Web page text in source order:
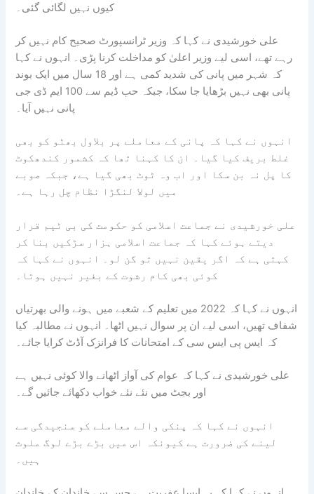
کیوں نہیں لگائی گئی۔
علی خورشیدی نے کہا کہ وزیر ٹرانسپورٹ صحیح کام نہیں کر
رہے تھے، اسی لیے وزیر اعلیٰ کو مداخلت کرنا پڑی۔ انہوں نے کہا
کہ شہر میں پانی کی شدید کمی ہے اور 18 سال میں ایک بوند
پانی بھی نہیں بڑھایا جا سکا، جبکہ حب ڈیم سے 100 ایم ڈی جی
پانی نہیں آیا۔
انہوں نے کہا کہ پانی کے معاملے پر بلاول بھٹو کو بھی
غلط بریف کیا گیا۔ ان کا کہنا تھا کہ کشمور کندھکوٹ
کا پل نہ بن سکا اور اب وہ ٹوٹ بھی گیا ہے، جبکہ صوبے
میں لولا لنگڑا نظام چل رہا ہے۔
علی خورشیدی نے جماعت اسلامی کو حکومت کی بی ٹیم قرار
دیتے ہوئے کہا کہ جماعت اسلامی ہزار سڑکیں بنا کر
کہتی ہے کہ اگر یقین نہیں تو گن لو۔ انہوں نے کہا کہ
کوئی بھی کام رشوت کے بغیر نہیں ہوتا۔
انہوں نے کہا کہ 2022 میں تعلیم کے شعبے میں ہونے والی بھرتیاں
شفاف تھیں، اسی لیے ان پر سوال نہیں اٹھا۔ انہوں نے مطالبہ کیا
کہ ایس پی ایس سی کے امتحانات کا فرانزک آڈٹ کرایا جائے۔
علی خورشیدی نے کہا کہ عوام کی آواز اٹھانے والا کوئی نہیں ہے
اور بجٹ میں نئے نئے خواب دکھائے جائیں گے۔
انہوں نے کہا کہ پنکی والے معاملے کو سنجیدگی سے
لینے کی ضرورت ہے کیونکہ اس میں بڑے بڑے لوگ ملوث
ہیں۔